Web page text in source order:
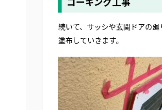
続いて、サッシや玄関ドアの
塗布していきます。